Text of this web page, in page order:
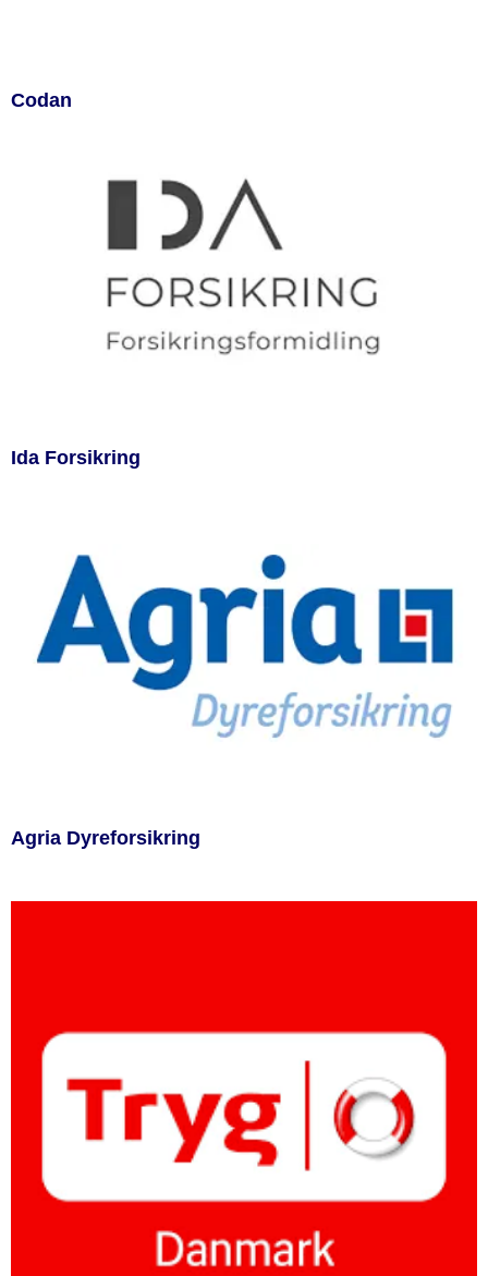
Codan
Ida Forsikring
Agria Dyreforsikring